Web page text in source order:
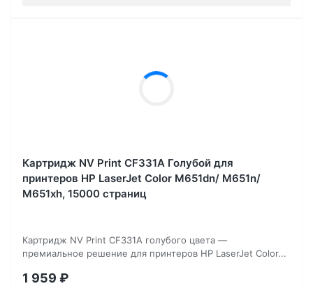
Картридж NV Print CF331A Голубой для
принтеров HP LaserJet Color M651dn/ M651n/
M651xh, 15000 страниц
Картридж NV Print CF331A голубого цвета —
премиальное решение для принтеров HP LaserJet Color...
1 959 ₽